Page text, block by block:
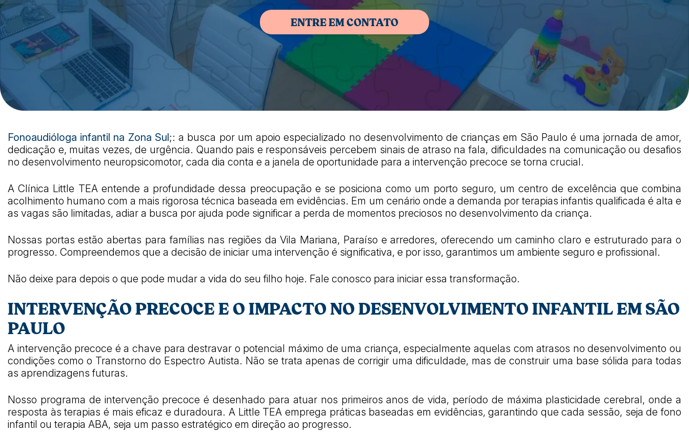
ENTRE EM CONTATO
Fonoaudióloga infantil na Zona Sul;: a busca por um apoio especializado no desenvolvimento de crianças em São Paulo é uma jornada de amor,
dedicação e, muitas vezes, de urgência. Quando pais e responsáveis percebem sinais de atraso na fala, dificuldades na comunicação ou desafios
no desenvolvimento neuropsicomotor, cada dia conta e a janela de oportunidade para a intervenção precoce se torna crucial.
A Clínica Little TEA entende a profundidade dessa preocupação e se posiciona como um porto seguro, um centro de excelência que combina
acolhimento humano com a mais rigorosa técnica baseada em evidências. Em um cenário onde a demanda por terapias infantis qualificada é alta e
as vagas são limitadas, adiar a busca por ajuda pode significar a perda de momentos preciosos no desenvolvimento da criança.
Nossas portas estão abertas para famílias nas regiões da Vila Mariana, Paraíso e arredores, oferecendo um caminho claro e estruturado para o
progresso. Compreendemos que a decisão de iniciar uma intervenção é significativa, e por isso, garantimos um ambiente seguro e profissional.
Não deixe para depois o que pode mudar a vida do seu filho hoje. Fale conosco para iniciar essa transformação.
INTERVENÇÃO PRECOCE E O IMPACTO NO DESENVOLVIMENTO INFANTIL EM SÃO
PAULO
A intervenção precoce é a chave para destravar o potencial máximo de uma criança, especialmente aquelas com atrasos no desenvolvimento ou
condições como o Transtorno do Espectro Autista. Não se trata apenas de corrigir uma dificuldade, mas de construir uma base sólida para todas
as aprendizagens futuras.
Nosso programa de intervenção precoce é desenhado para atuar nos primeiros anos de vida, período de máxima plasticidade cerebral, onde a
resposta às terapias é mais eficaz e duradoura. A Little TEA emprega práticas baseadas em evidências, garantindo que cada sessão, seja de fono
infantil ou terapia ABA, seja um passo estratégico em direção ao progresso.